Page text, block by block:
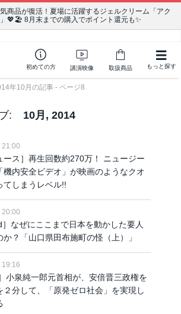
商品が復活！夏場に活躍するジェルクリーム「アク
💖🏖️ 8月末までの購入でポイント還元も✨
初めての方 講演映像 取扱商品 もっと探す
年10月の記事 - ページ8
: 10月, 2014
ース］再生回数約270万！ ニュージー
機内安全ビデオ」が映画のようなクオ
てしまうレベル!!
］なぜにここまで日本を動かした要人
？「山口県田布施町の怪（上）」
小泉純一郎元首相が、安倍晋三政権を
２分して、「原発ゼロ社会」を実現し